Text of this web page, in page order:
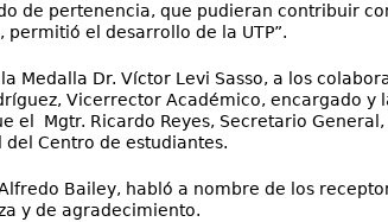
de pertenencia, que pudieran contribuir
el desarrollo de la UTP”.
Medalla Dr. Víctor Levi Sasso, a los
Vicerrector Académico, encargado
el Mgtr. Ricardo Reyes, Secretario
Centro de estudiantes.
Bailey, habló a nombre de los
y de agradecimiento.